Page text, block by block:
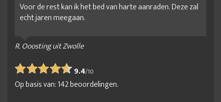
Voor de rest kan ik het bed van harte aanraden. Deze zal
echt jaren meegaan.
R. Ooosting uit Zwolle
9.4/10
Op basis van:142beoordelingen.